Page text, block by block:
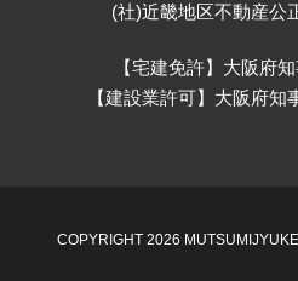
(社)近畿地区不動産公
【宅建免許】大阪府
【建設業許可】大阪府知
COPYRIGHT 2026